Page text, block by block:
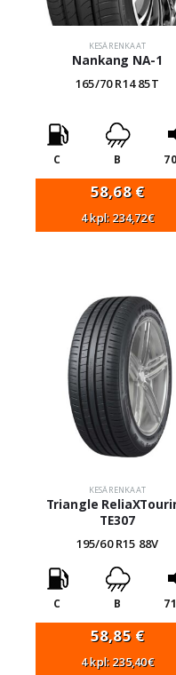
KESÄRENKAAT
Nankang NA-1
165/70 R14 85T
C B
58,68€
4 kpl: 234,72€
KESÄRENKAAT
Triangle
TE307
195/60 R15 88V
C B
58,85 €
4 kpl: 235,40€